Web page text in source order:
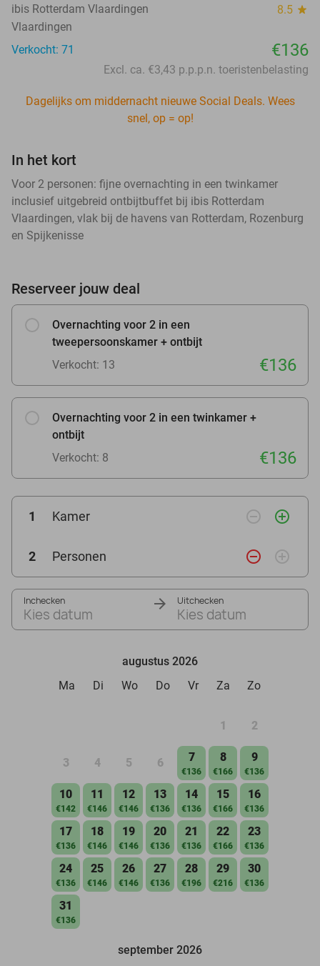
ibis Rotterdam Vlaardingen 8.5 star
Vlaardingen
Verkocht: 71
€136
Excl. ca. €3,43 p.p.p.n. toeristenbelasting
Dagelijks om middernacht nieuwe Social Deals. Wees
snel, op = op!
In het kort
Voor 2 personen: fijne overnachting in een twinkamer
inclusief uitgebreid ontbijtbuffet bij ibis Rotterdam
Vlaardingen, vlak bij de havens van Rotterdam, Rozenburg
en Spijkenisse
Reserveer jouw deal
Overnachting voor 2 in een
tweepersoonskamer + ontbijt
Verkocht: 13
€136
Overnachting voor 2 in een twinkamer +
ontbijt
Verkocht: 8
€136
1 Kamer remove_circle_outline add_circle_outline
2 Personen remove_circle_outline add_circle_outline
Inchecken
Kies datum
Uitchecken
Kies datum
augustus 2026
Ma
Di Wo Do Vr Za Zo
1 2
3 4 5 6 7
€136
8
€166
9
€136
10
€142
11
€146
12
€146
13
€136
14
€136
15
€166
16
€136
17
€136
18
€146
19
€146
20
€136
21
€136
22
€166
23
€136
24
€136
25
€146
26
€146
27
€136
28
€196
29
€216
30
€136
31
€136
september 2026